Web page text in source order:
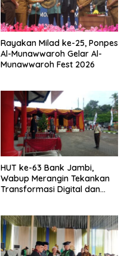
Rayakan Milad ke-25, Ponpes
Al-Munawwaroh Gelar Al-
Munawwaroh Fest 2026
HUT ke-63 Bank Jambi,
Wabup Merangin Tekankan
Transformasi Digital dan